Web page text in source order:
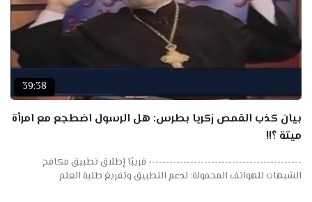
39:38
بيان كذب القمص زكريا بطرس: هل الرسول اضطجع مع امرأة
ميتة ؟!!
-------------------------------------------- قريبًا إطلاق تطبيق مكافح
الشبهات للهواتف المحمولة: لدعم التطبيق وتفريغ طلبة العلم